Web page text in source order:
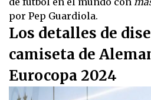
por Pep Guardiola.
Los detalles de
camiseta de
Eurocopa 2024